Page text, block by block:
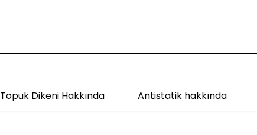
Topuk Dikeni Hakkında Antistatik hakkında